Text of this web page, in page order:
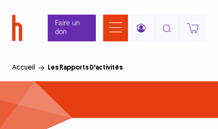
contenu
principal
Faire un
don
Accueil Les Rapports D'activités